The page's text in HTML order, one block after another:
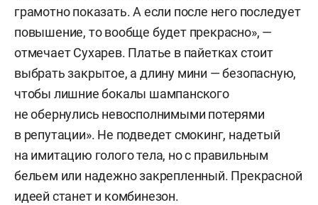
грамотно показать. А если после него последует
повышение, то вообще будет прекрасно», —
отмечает Сухарев. Платье в пайетках стоит
выбрать закрытое, а длину мини — безопасную,
чтобы лишние бокалы шампанского
не обернулись невосполнимыми потерями
в репутации». Не подведет смокинг, надетый
на имитацию голого тела, но с правильным
бельем или надежно закрепленный. Прекрасной
идеей станет и комбинезон.